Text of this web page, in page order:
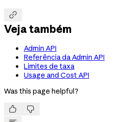

Veja também
Admin API
Referência da Admin API
Limites de taxa
Usage and Cost API
Was this page helpful?
 